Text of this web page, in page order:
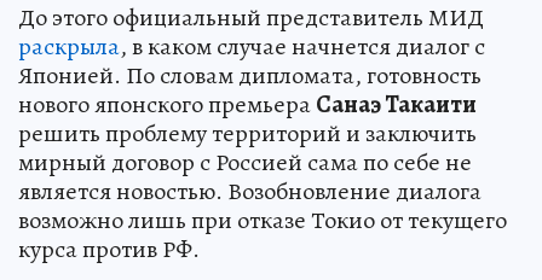
До этого официальный представитель МИД
раскрыла, в каком случае начнется диалог с
Японией. По словам дипломата, готовность
нового японского премьераСанаэ Такаити
решить проблему территорий и заключить
мирный договор с Россией сама по себе не
является новостью. Возобновление диалога
возможно лишь при отказе Токио от текущего
курса против РФ.